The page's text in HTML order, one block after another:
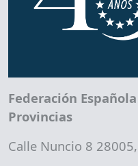
Federación
Provincias
Calle Nuncio 8